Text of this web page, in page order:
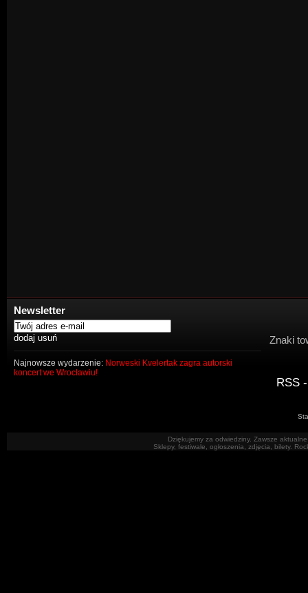
Newsletter
Najnowsze wydarzenie: Norweski Kvelertak zagra autorski
koncert we Wrocławiu!
Znaki
RSS
Dziękujemy za odwiedziny. Zawsze
Sklepy, festiwale, ogłoszenia, zdjęcia, bilety.